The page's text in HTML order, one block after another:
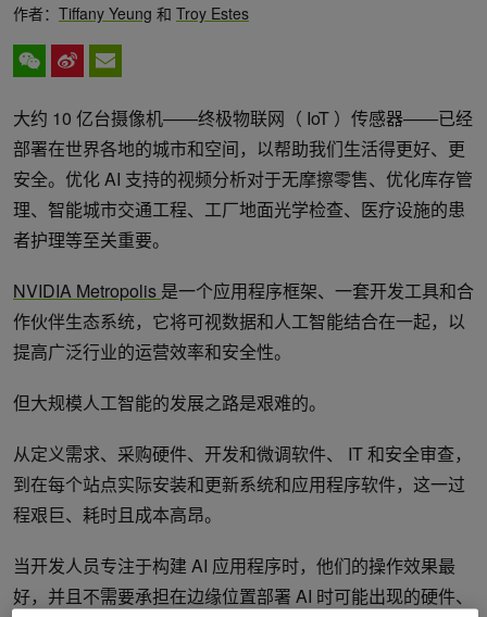
作者： Tiffany Yeung 和 Troy Estes
大约 10 亿台摄像机——终极物联网（ IoT ）传感器——已经
部署在世界各地的城市和空间，以帮助我们生活得更好、更
安全。优化 AI 支持的视频分析对于无摩擦零售、优化库存管
理、智能城市交通工程、工厂地面光学检查、医疗设施的患
者护理等至关重要。
NVIDIA Metropolis 是一个应用程序框架、一套开发工具和合
作伙伴生态系统，它将可视数据和人工智能结合在一起，以
提高广泛行业的运营效率和安全性。
但大规模人工智能的发展之路是艰难的。
从定义需求、采购硬件、开发和微调软件、 IT 和安全审查，
到在每个站点实际安装和更新系统和应用程序软件，这一过
程艰巨、耗时且成本高昂。
当开发人员专注于构建 AI 应用程序时，他们的操作效果最
好，并且不需要承担在边缘位置部署 AI 时可能出现的硬件、